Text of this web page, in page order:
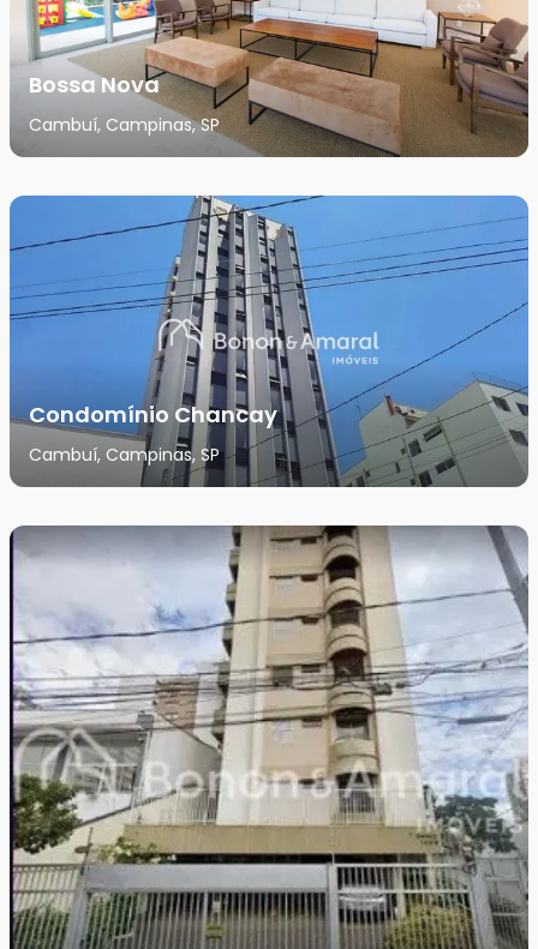
Bossa Nova
Cambuí, Campinas, SP
Condomínio Chancay
Cambuí, Campinas, SP